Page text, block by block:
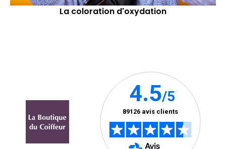
La coloration d'oxydation